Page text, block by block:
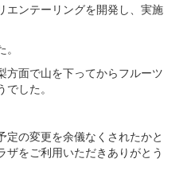
エンテーリングを開発し、実施
方面で山を下ってからフルーツ
した。
定の変更を余儀なくされたかと
ザをご利用いただきありがとう